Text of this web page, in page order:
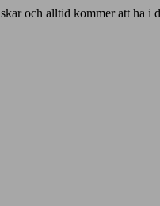
och alltid kommer att ha i